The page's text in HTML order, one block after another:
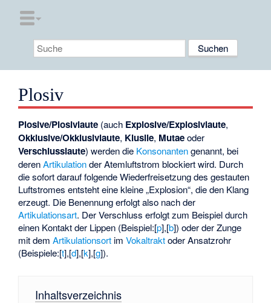
Plosiv
Plosive/Plosivlaute (auch Explosive/Explosivlaute,
Okklusive/Okklusivlaute, Klusile, Mutaeoder
Verschlusslaute) werden die Konsonantengenannt, bei
derenArtikulationder Atemluftstrom blockiert wird. Durch
die sofort darauf folgende Wiederfreisetzung des gestauten
Luftstromes entsteht eine kleine „Explosion“, die den Klang
erzeugt. Die Benennung erfolgt also nach der
Artikulationsart. Der Verschluss erfolgt zum Beispiel durch
einen Kontakt der Lippen (Beispiel:​[⁠p⁠]​,​[⁠b⁠]​) oder der Zunge
mit demArtikulationsort imVokaltraktoder Ansatzrohr
(Beispiele:​[⁠t⁠]​,​[⁠d⁠]​,​[⁠k⁠]​,​[⁠g⁠]​).
Inhaltsverzeichnis